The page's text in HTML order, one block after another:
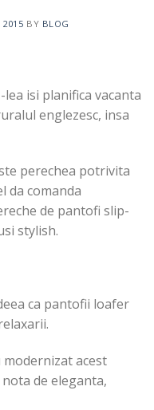
2015 BY BLOG
lea isi planifica vacanta
englezesc, insa
perechea potrivita
da comanda
de pantofi slip-
stylish.
ca pantofii loafer
acest
de eleganta,